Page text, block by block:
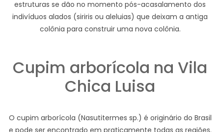
estruturas se dão no momento pós-acasalamento dos
indivíduos alados (siriris ou aleluias) que deixam a antiga
colônia para construir uma nova colônia.
Cupim arborícola na Vila
Chica Luisa
O cupim arborícola (Nasutitermes sp.) é originário do Brasil
e pode ser encontrado em praticamente todas as regiões.